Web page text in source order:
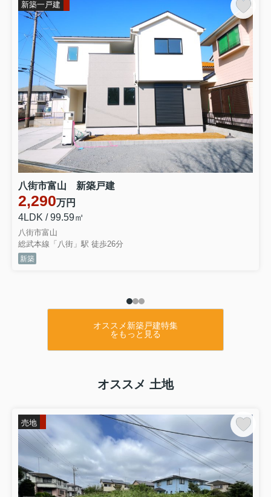
新築一戸建
八街市富山 新築戸建
2,290万円
4LDK / 99.59㎡
八街市富山
総武本線「八街」駅 徒歩26分
新築
オススメ新築戸建特集
をもっと見る
オススメ 土地
売地